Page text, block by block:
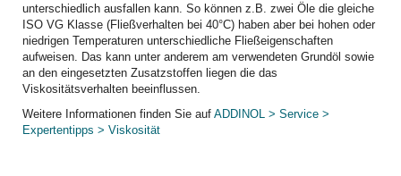
unterschiedlich ausfallen kann. So können z.B. zwei Öle die gleiche
ISO VG Klasse (Fließverhalten bei 40°C) haben aber bei hohen oder
niedrigen Temperaturen unterschiedliche Fließeigenschaften
aufweisen. Das kann unter anderem am verwendeten Grundöl sowie
an den eingesetzten Zusatzstoffen liegen die das
Viskositätsverhalten beeinflussen.
Weitere Informationen finden Sie auf ADDINOL > Service >
Expertentipps > Viskosität